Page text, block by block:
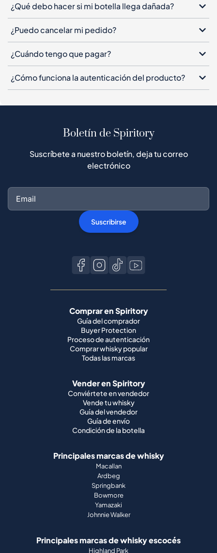
¿Qué debo hacer si mi botella llega dañada?
¿Puedo cancelar mi pedido?
¿Cuándo tengo que pagar?
¿Cómo funciona la autenticación del producto?
Boletín de Spiritory
Suscríbete a nuestro boletín, deja tu correo
electrónico
Suscribirse
Comprar en Spiritory
Guía del comprador
Buyer Protection
Proceso de autenticación
Comprar whisky popular
Todas las marcas
Vender en Spiritory
Conviértete en vendedor
Vende tu whisky
Guía del vendedor
Guía de envío
Condición de la botella
Principales marcas de whisky
Macallan
Ardbeg
Springbank
Bowmore
Yamazaki
Johnnie Walker
Principales marcas de whisky escocés
Highland Park